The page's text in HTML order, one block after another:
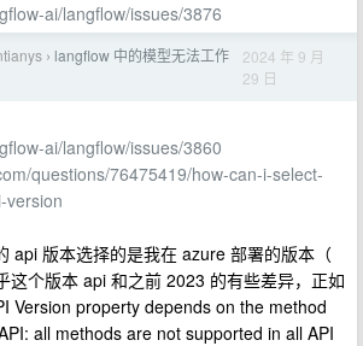
ai/langflow/issues/3876
› langflow 中的模型无法工作
2024 年 9 月
29 日
ai/langflow/issues/3860
questions/76475419/how-can-i-select-
version
api 版本选择的是我在 azure 部署的版本（
这个版本 api 和之前 2023 的有些差异，正如
Version property depends on the method
all methods are not supported in all API